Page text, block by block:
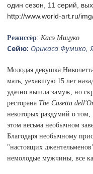
один сезон, 11 серий,
http://www.world-art.ru/
Режиссёр: Касэ Мицуко
Сейю: Орикаса Фумико,
Молодая девушка
мать, уехавшую 15 лет
удачно вышла замуж, но
ресторана The Casetta
некоторых раздумий о том,
этом весьма необычном
Благодаря необычному
"настоящих
немолодые мужчины, все